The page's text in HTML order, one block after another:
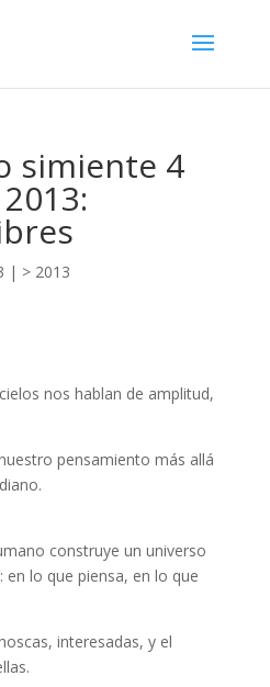
simiente 4
| > 2013
nos hablan de amplitud,
pensamiento más allá
construye un universo
lo que piensa, en lo que
interesadas, y el